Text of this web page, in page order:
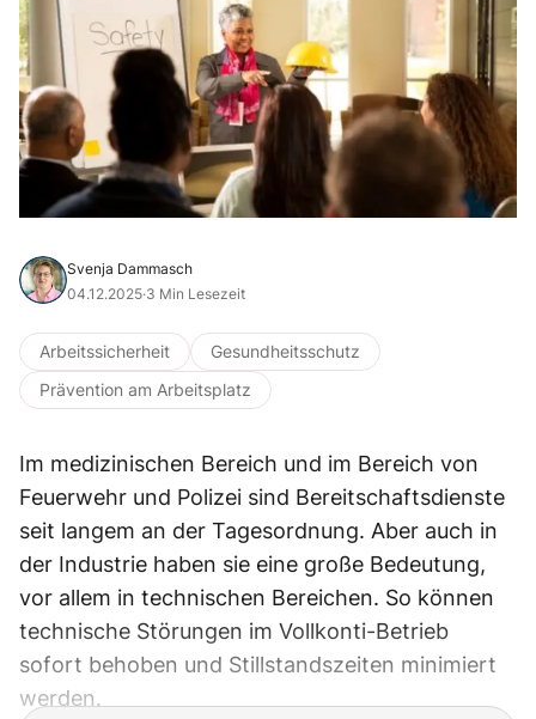
Svenja Dammasch
04.12.2025·3 Min Lesezeit
Arbeitssicherheit
Gesundheitsschutz
Prävention am Arbeitsplatz
Im medizinischen Bereich und im Bereich von
Feuerwehr und Polizei sind Bereitschaftsdienste
seit langem an der Tagesordnung. Aber auch in
der Industrie haben sie eine große Bedeutung,
vor allem in technischen Bereichen. So können
technische Störungen im Vollkonti-Betrieb
sofort behoben und Stillstandszeiten minimiert
werden.